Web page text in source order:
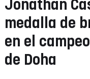
Jonathan
medalla de
en el
de Doha